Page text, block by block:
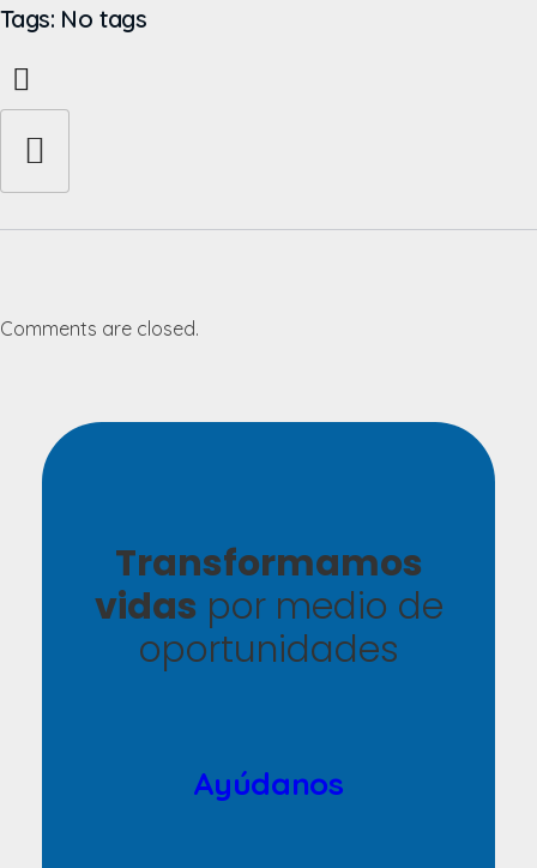
Tags: No tags
Comments are closed.
Transformamos
vidas por medio de
oportunidades
Ayúdanos